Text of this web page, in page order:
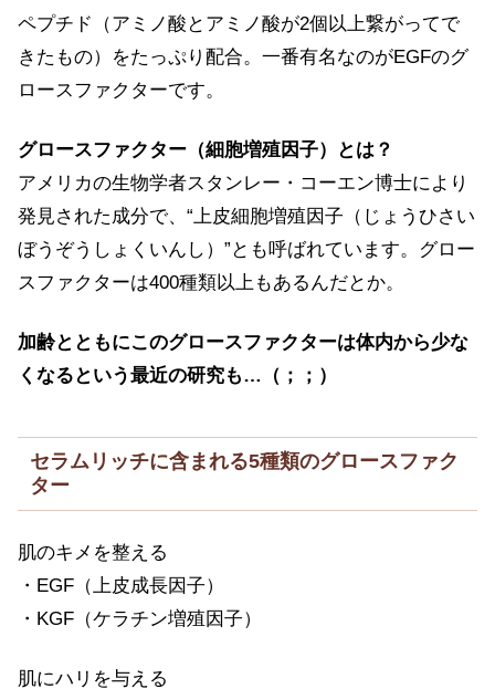
ペプチド（アミノ酸とアミノ酸が2個以上繋がってで
きたもの）をたっぷり配合。一番有名なのがEGFのグ
ロースファクターです。
グロースファクター（細胞増殖因子）とは？
アメリカの生物学者スタンレー・コーエン博士により
発見された成分で、“上皮細胞増殖因子（じょうひさい
ぼうぞうしょくいんし）”とも呼ばれています。グロー
スファクターは400種類以上もあるんだとか。
加齢とともにこのグロースファクターは体内から少な
くなるという最近の研究も…（；；）
セラムリッチに含まれる5種類のグロースファク
ター
肌のキメを整える
・EGF（上皮成長因子）
・KGF（ケラチン増殖因子）
肌にハリを与える